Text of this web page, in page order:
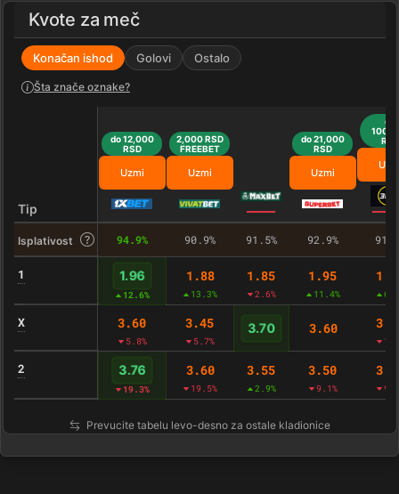
Kvote za meč
Konačan ishod Golovi Ostalo
Šta znače oznake?
Tip
do 12,000
RSD
Uzmi
2,000 RSD
FREEBET
Uzmi
do 21,000
RSD
Uzmi
do
RSD
Isplativost 94.9% 90.9% 91.5% 92.9%
1 1.96
12.6%
1.88
13.3%
1.85
2.6%
1.95
11.4%
X 3.60
5.8%
3.45
5.7%
3.70 3.60
2 3.76
19.3%
3.60
19.5%
3.55
2.9%
3.50
9.1%
Prevucite tabelu levo-desno za ostale kladionice